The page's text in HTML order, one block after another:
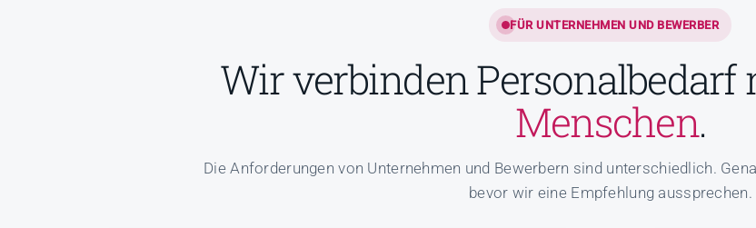
FÜR UNTERNEHMEN UND BEWERBER
Wir verbinden Personalbedarf
Menschen.
Die Anforderungen von Unternehmen und Bewerbern sind unterschiedlich.
bevor wir eine Empfehlung aussprechen.